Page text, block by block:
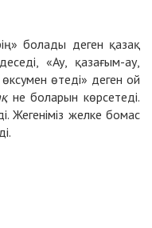
болады деген қазақ
«Ау, қазағым-ау,
өтеді» деген ой
не боларын көрсетеді.
Жегеніміз желке бомас